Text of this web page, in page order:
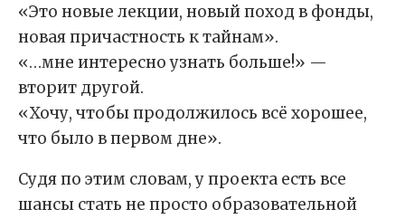
«Это новые лекции, новый поход в фонды,
новая причастность к тайнам».
«…мне интересно узнать больше!» —
вторит другой.
«Хочу, чтобы продолжилось всё хорошее,
что было в первом дне».
Судя по этим словам, у проекта есть все
шансы стать не просто образовательной